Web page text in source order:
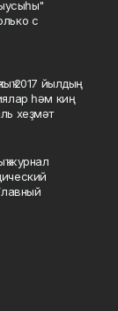
с
2017 йылдың
һәм киң
хеҙмәт
журнал